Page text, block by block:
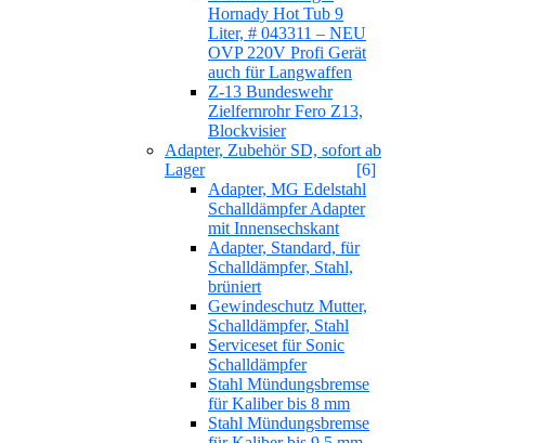
Hornady Hot Tub 9
Liter, # 043311 – NEU
OVP 220V Profi Gerät
auch für Langwaffen
Z-13 Bundeswehr
Zielfernrohr Fero Z13,
Blockvisier
Adapter, Zubehör SD, sofort ab
Lager
[6]
Adapter, MG Edelstahl
Schalldämpfer Adapter
mit Innensechskant
Adapter, Standard, für
Schalldämpfer, Stahl,
brüniert
Gewindeschutz Mutter,
Schalldämpfer, Stahl
Serviceset für Sonic
Schalldämpfer
Stahl Mündungsbremse
für Kaliber bis 8 mm
Stahl Mündungsbremse